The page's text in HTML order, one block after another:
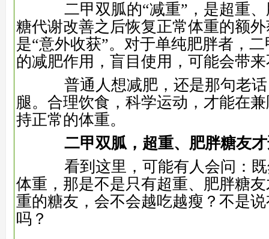
二甲双胍的“减重”，是超重、
糖代谢改善之后恢复正常体重的额
是“意外收获”。对于单纯肥胖者，
的减肥作用，盲目使用，可能会带
普通人想减肥，还是那句老话
腿。合理饮食，科学运动，才能在
持正常的体重。
二甲双胍，超重、肥胖糖友
看到这里，可能有人会问：既
体重，那是不是只有超重、肥胖糖
重的糖友，会不会越吃越瘦？不是
吗？